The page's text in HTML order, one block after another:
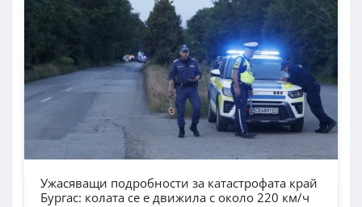
Ужасяващи подробности за катастрофата край
Бургас: колата се е движила с около 220 км/ч